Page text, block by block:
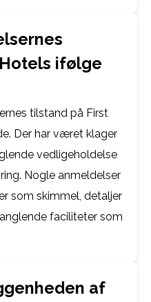
ifølge
tilstand på First
Der har været klager
vedligeholdelse
Nogle anmeldelser
som skimmel, detaljer
faciliteter som
af